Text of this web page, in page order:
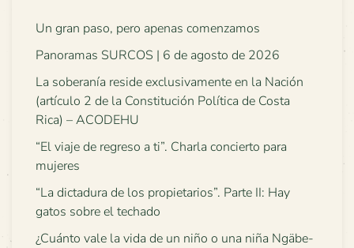
Un gran paso, pero apenas comenzamos
Panoramas SURCOS | 6 de agosto de 2026
La soberanía reside exclusivamente en la Nación
(artículo 2 de la Constitución Política de Costa
Rica) – ACODEHU
“El viaje de regreso a ti”. Charla concierto para
mujeres
“La dictadura de los propietarios”. Parte II: Hay
gatos sobre el techado
¿Cuánto vale la vida de un niño o una niña Ngäbe-